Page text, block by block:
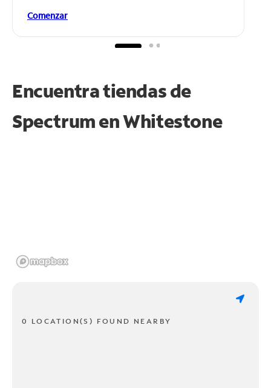
Comenzar
Encuentra tiendas de
Spectrum enWhitestone
0 LOCATION(S) FOUND NEARBY